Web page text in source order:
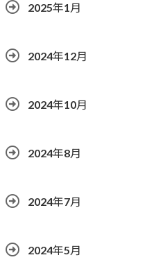
2025年1月
2024年12月
2024年10月
2024年8月
2024年7月
2024年5月